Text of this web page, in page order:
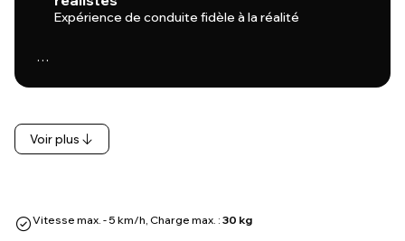
Expérience de conduite fidèle à la réalité
…
Voir plus
Vitesse max. - 5 km/h, Charge max. : 30 kg